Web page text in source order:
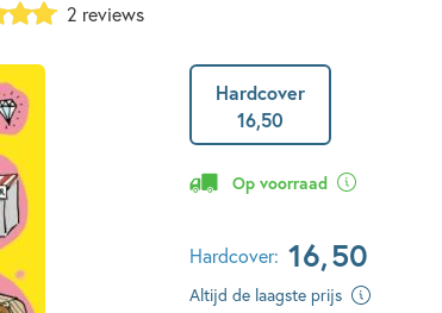
2 reviews
Hardcover
16,50
Op voorraad
Hardcover: 16,50
Altijd de laagste prijs